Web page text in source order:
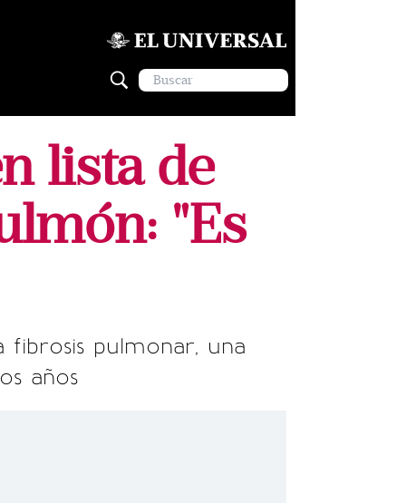
lista de
"Es
fibrosis pulmonar, una
años